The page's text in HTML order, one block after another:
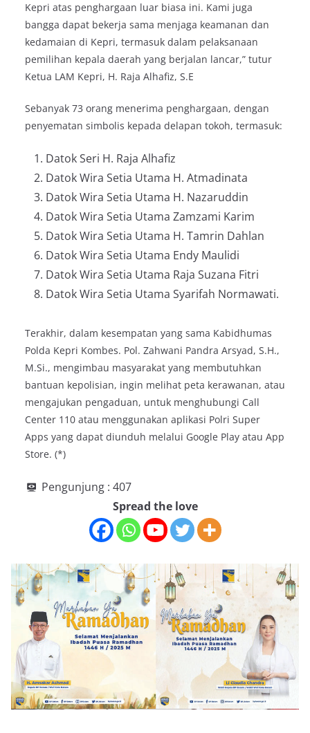
Kepri atas penghargaan luar biasa ini. Kami juga
bangga dapat bekerja sama menjaga keamanan dan
kedamaian di Kepri, termasuk dalam pelaksanaan
pemilihan kepala daerah yang berjalan lancar,” tutur
Ketua LAM Kepri, H. Raja Alhafiz, S.E
Sebanyak 73 orang menerima penghargaan, dengan
penyematan simbolis kepada delapan tokoh, termasuk:
Datok Seri H. Raja Alhafiz
Datok Wira Setia Utama H. Atmadinata
Datok Wira Setia Utama H. Nazaruddin
Datok Wira Setia Utama Zamzami Karim
Datok Wira Setia Utama H. Tamrin Dahlan
Datok Wira Setia Utama Endy Maulidi
Datok Wira Setia Utama Raja Suzana Fitri
Datok Wira Setia Utama Syarifah Normawati.
Terakhir, dalam kesempatan yang sama Kabidhumas
Polda Kepri Kombes. Pol. Zahwani Pandra Arsyad, S.H.,
M.Si., mengimbau masyarakat yang membutuhkan
bantuan kepolisian, ingin melihat peta kerawanan, atau
mengajukan pengaduan, untuk menghubungi Call
Center 110 atau menggunakan aplikasi Polri Super
Apps yang dapat diunduh melalui Google Play atau App
Store. (*)
Pengunjung : 407
Spread the love